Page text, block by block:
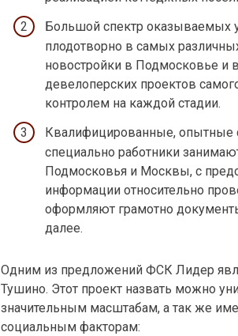
Большой спектр оказываемых
плодотворно в самых
новостройки в Подмосковье и
девелоперских проектов
контролем на каждой стадии.
Квалифицированные, опытные
специально работники
Подмосковья и Москвы, с
информации относительно
оформляют грамотно
далее.
Одним из предложений ФСК Лидер
Тушино. Этот проект назвать можно
значительным масштабам, а так же
социальным факторам: